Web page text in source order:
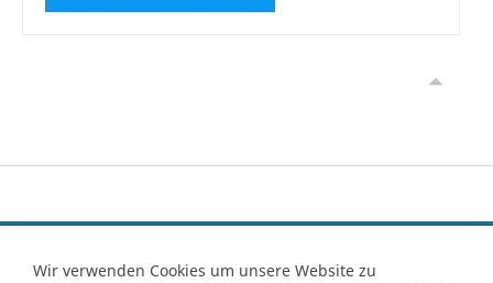
Vertrag widerrufen
Wir verwenden Cookies um unsere Website zu